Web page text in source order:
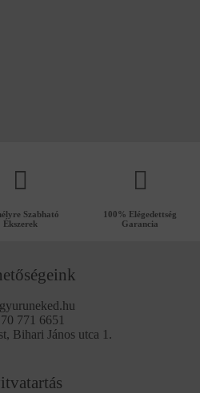
Szabható
Ékszerek
100% Elégedettség
Garancia
771 6651
Bihari János utca 1.